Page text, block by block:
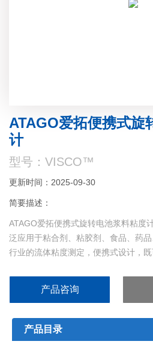
ATAGO爱拓便携式旋
计
型号：VISCO™
更新时间：2025-09-30
简要描述：
ATAGO爱拓便携式旋转电池浆料粘度
泛应用于粘合剂、粘胶剂、食品、药
行业的流体粘度测定，便携式设计，
产品咨询
产品目录